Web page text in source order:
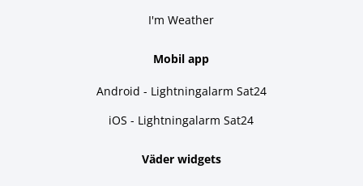
I'm Weather
Mobil app
Android - Lightningalarm Sat24
iOS - Lightningalarm Sat24
Väder widgets